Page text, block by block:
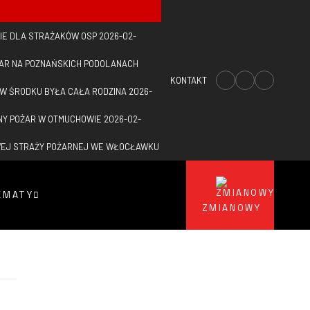
DLA STRAŻAKÓW OSP 2026-02-
NA POZNAŃSKICH PODOLANACH
ŚRODKU BYŁA CAŁA RODZINA 2026-
POŻAR W OTMUCHOWIE 2026-02-
STRAŻY POŻARNEJ WE WŁOCŁAWKU
KONTAKT
ZMIANOWY